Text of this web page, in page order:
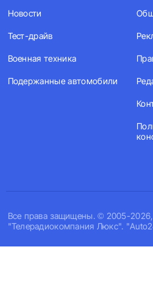
Все права защищены. © 2005-
"Телерадиокомпания Люкс".
Новости
Тест-драйв
Военная техника
Подержанные автомобили